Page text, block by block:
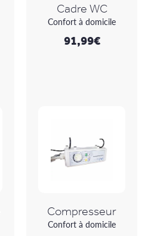
Cadre WC
Confort à domicile
91,99€
Compresseur
Confort à domicile